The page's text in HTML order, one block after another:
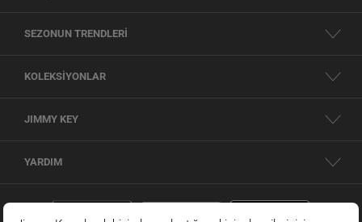
SEZONUN TRENDLERİ
KOLEKSİYONLAR
JIMMY KEY
YARDIM